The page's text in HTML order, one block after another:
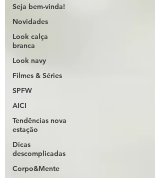
Seja bem-vinda!
Novidades
Look calça
branca
Look navy
Filmes & Séries
SPFW
AICI
Tendências nova
estação
Dicas
descomplicadas
Corpo&Mente